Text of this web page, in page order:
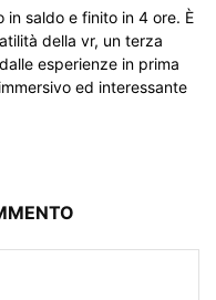
in saldo e finito in 4 ore. È
della vr, un terza
esperienze in prima
ed interessante